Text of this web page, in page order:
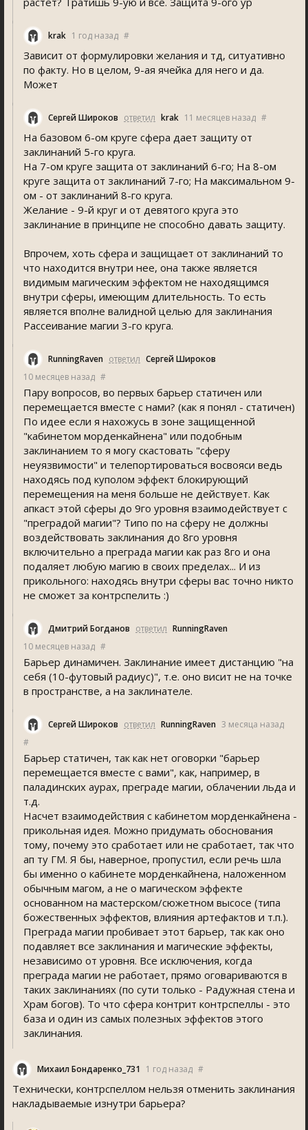
krak 1 год назад #
Зависит от формулировки желания и тд, ситуативно
по факту. Но в целом, 9-ая ячейка для него и да.
Может
Сергей Широков ответил krak 11 месяцев назад #
На базовом 6-ом круге сфера дает защиту от
заклинаний 5-го круга.
На 7-ом круге защита от заклинаний 6-го; На 8-ом
круге защита от заклинаний 7-го; На максимальном 9-
ом - от заклинаний 8-го круга.
Желание - 9-й круг и от девятого круга это
заклинание в принципе не способно давать защиту.
Впрочем, хоть сфера и защищает от заклинаний то
что находится внутри нее, она также является
видимым магическим эффектом не находящимся
внутри сферы, имеющим длительность. То есть
является вполне валидной целью для заклинания
Рассеивание магии 3-го круга.
RunningRaven ответил Сергей Широков
10 месяцев назад #
Пару вопросов, во первых барьер статичен или
перемещается вместе с нами? (как я понял - статичен)
По идее если я нахожусь в зоне защищенной
"кабинетом морденкайнена" или подобным
заклинанием то я могу скастовать "сферу
неуязвимости" и телепортироваться восвояси ведь
находясь под куполом эффект блокирующий
перемещения на меня больше не действует. Как
апкаст этой сферы до 9го уровня взаимодействует с
"преградой магии"? Типо по на сферу не должны
воздействовать заклинания до 8го уровня
включительно а преграда магии как раз 8го и она
подаляет любую магию в своих пределах... И из
прикольного: находясь внутри сферы вас точно никто
не сможет за контрспелить :)
Дмитрий Богданов ответил RunningRaven
10 месяцев назад #
Барьер динамичен. Заклинание имеет дистанцию "на
себя (10-футовый радиус)", т.е. оно висит не на точке
в пространстве, а на заклинателе.
Сергей Широков ответил RunningRaven 3 месяца назад
#
Барьер статичен, так как нет оговорки "барьер
перемещается вместе с вами", как, например, в
паладинских аурах, преграде магии, облачении льда и
т.д.
Насчет взаимодействия с кабинетом морденкайнена -
прикольная идея. Можно придумать обоснования
тому, почему это сработает или не сработает, так что
ап ту ГМ. Я бы, наверное, пропустил, если речь шла
бы именно о кабинете морденкайнена, наложенном
обычным магом, а не о магическом эффекте
основанном на мастерском/сюжетном высосе (типа
божественных эффектов, влияния артефактов и т.п.).
Преграда магии пробивает этот барьер, так как оно
подавляет все заклинания и магические эффекты,
независимо от уровня. Все исключения, когда
преграда магии не работает, прямо оговариваются в
таких заклинаниях (по сути только - Радужная стена и
Храм богов). То что сфера контрит контрспеллы - это
база и один из самых полезных эффектов этого
заклинания.
Михаил Бондаренко_731 1 год назад #
Технически, контрспеллом нельзя отменить заклинания
накладываемые изнутри барьера?